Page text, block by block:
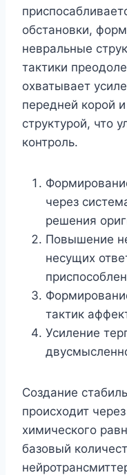
обстановки,
невральные
тактики
охватывает
передней корой
структурой, что
контроль.
через
решения
Повышение
несущих
тактик
Усиление
Создание
происходит
химического
базовый